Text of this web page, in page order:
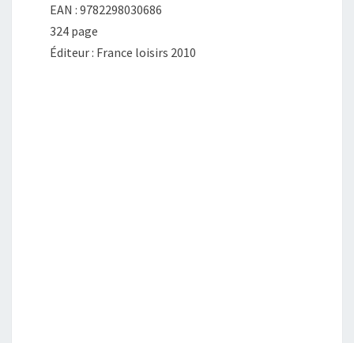
EAN : 9782298030686
324 page
Éditeur : France loisirs 2010